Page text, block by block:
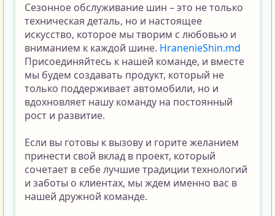
Сезонное обслуживание шин – это не только
техническая деталь, но и настоящее
искусство, которое мы творим с любовью и
вниманием к каждой шине. HranenieShin.md
Присоединяйтесь к нашей команде, и вместе
мы будем создавать продукт, который не
только поддерживает автомобили, но и
вдохновляет нашу команду на постоянный
рост и развитие.
Если вы готовы к вызову и горите желанием
принести свой вклад в проект, который
сочетает в себе лучшие традиции технологий
и заботы о клиентах, мы ждем именно вас в
нашей дружной команде.